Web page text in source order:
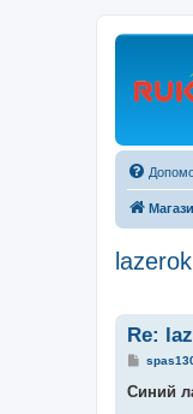
Re:
П
в
Синий